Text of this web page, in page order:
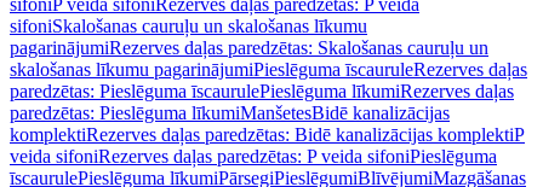
sifoniP veida sifoniRezerves daļas paredzētas: P veida
sifoniSkalošanas cauruļu un skalošanas līkumu
pagarinājumiRezerves daļas paredzētas: Skalošanas cauruļu un
skalošanas līkumu pagarinājumiPieslēguma īscauruleRezerves daļas
paredzētas: Pieslēguma īscaurulePieslēguma līkumiRezerves daļas
paredzētas: Pieslēguma līkumiManšetesBidē kanalizācijas
komplektiRezerves daļas paredzētas: Bidē kanalizācijas komplektiP
veida sifoniRezerves daļas paredzētas: P veida sifoniPieslēguma
īscaurulePieslēguma līkumiPārsegiPieslēgumiBlīvējumiMazgāšanas